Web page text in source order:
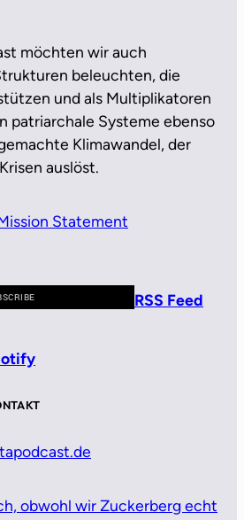
möchten wir auch
beleuchten, die
und als Multiplikatoren
patriarchale Systeme ebenso
Klimawandel, der
auslöst.
Statement
RSS Feed
obwohl wir Zuckerberg echt